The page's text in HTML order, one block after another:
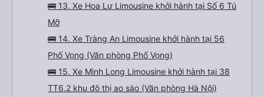
🚌 13. Xe Hoa Lư Limousine khởi hành tại Số 6 Tú
Mỡ
🚌 14. Xe Tràng An Limousine khởi hành tại 56
Phố Vọng (Văn phòng Phố Vọng)
🚌 15. Xe Minh Long Limousine khởi hành tại 38
TT6.2 khu đô thị ao sào (Văn phòng Hà Nội)